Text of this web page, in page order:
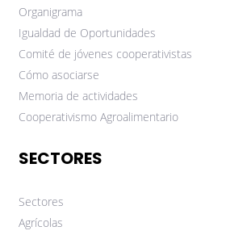
Organigrama
Igualdad de Oportunidades
Comité de jóvenes cooperativistas
Cómo asociarse
Memoria de actividades
Cooperativismo Agroalimentario
SECTORES
Sectores
Agrícolas